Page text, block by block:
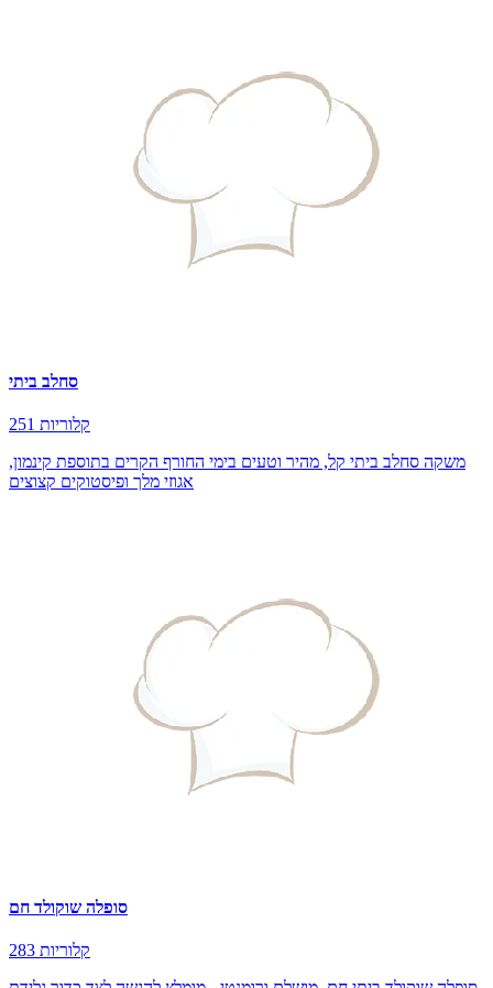
סחלב ביתי
251 קלוריות
משקה סחלב ביתי קל, מהיר וטעים בימי החורף הקרים בתוספת קינמון,
אגוזי מלך ופיסטוקים קצוצים
סופלה שוקולד חם
283 קלוריות